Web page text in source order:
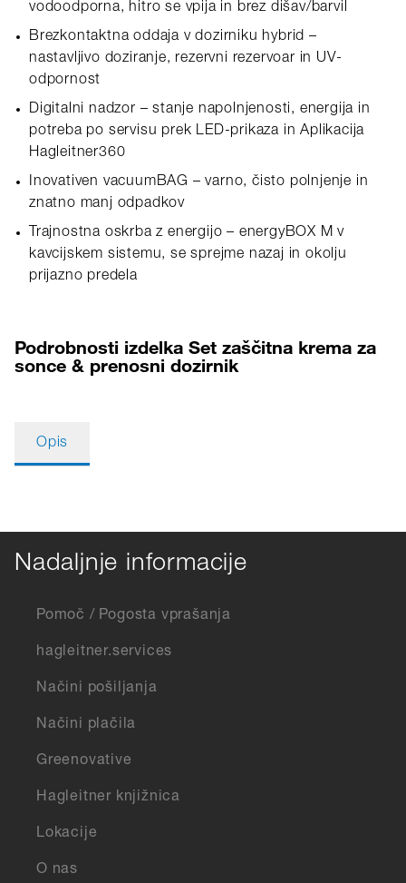
vodoodporna, hitro se vpija in brez dišav/barvil
Brezkontaktna oddaja v dozirniku hybrid –
nastavljivo doziranje, rezervni rezervoar in UV-
odpornost
Digitalni nadzor – stanje napolnjenosti, energija in
potreba po servisu prek LED‑prikaza in Aplikacija
Hagleitner360
Inovativen vacuumBAG – varno, čisto polnjenje in
znatno manj odpadkov
Trajnostna oskrba z energijo – energyBOX M v
kavcijskem sistemu, se sprejme nazaj in okolju
prijazno predela
Podrobnosti izdelka Set zaščitna krema za
sonce & prenosni dozirnik
Opis
Nadaljnje informacije
Pomoč / Pogosta vprašanja
hagleitner.services
Načini pošiljanja
Načini plačila
Greenovative
Hagleitner knjižnica
Lokacije
O nas